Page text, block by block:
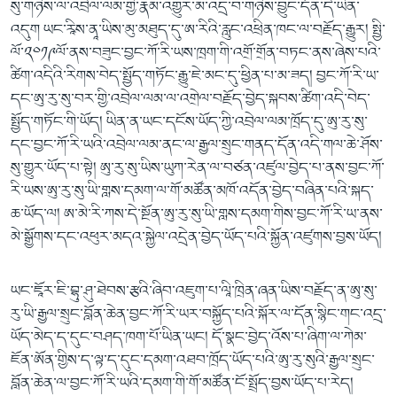
སུ་གཉིས་ལ་འབྲེལ་ལམ་གྱི་རྣམ་འགྱུར་མ་འདྲ་བ་གཉིས་བྱུང་དོན་དེ་ཡིན་
འདུག ཡང་རཱིས་ནཱ་ཡིས་མུ་མཐུད་དུ་ཨ་རིའི་རླུང་འཕྲིན་ཁང་ལ་བརྗོད་རྒྱུར། སྤྱི་
ལོ་༢༠༡༩ལོ་ནས་བཟུང་བྱང་ཀོ་རི་ཡས་ཁྲག་གི་འགྲོ་གྲོན་བཏང་ནས་ཞེས་པའི་
ཚིག་འདིའི་རིགས་བེད་སྤྱོད་གཏོང་རྒྱུ་ཇེ་མང་དུ་ཕྱིན་པ་མ་ཟད། བྱང་ཀོ་རི་ཡ་
དང་ཨུ་རུ་སུ་བར་གྱི་འབྲེལ་ལམ་ལ་འགྲེལ་བརྗོད་བྱེད་སྐབས་ཚིག་འདི་བེད་
སྤྱོད་གཏོང་གི་ཡོད། ཡིན་ན་ཡང་དངོས་ཡོད་ཀྱི་འབྲེལ་ལམ་ཁྲོད་དུ་ཨུ་རུ་སུ་
དང་བྱང་ཀོ་རི་ཡའི་འབྲེལ་ལམ་ནང་ལ་རྒྱལ་སྲུང་གནད་དོན་འདི་གལ་ཆེ་ཤོས་
སུ་གྱུར་ཡོད་པ་སྟེ། ཨུ་རུ་སུ་ཡིས་ཡུཀ་རེན་ལ་བཙན་འཛུལ་བྱེད་པ་ནས་བྱང་ཀོ་
རི་ཡས་ཨུ་རུ་སུ་ཡི་གླས་དམག་ལ་གོ་མཚོན་མཁོ་འདོན་བྱེད་བཞིན་པའི་སྐད་
ཆ་ཡོད་ལ། ཨ་མེ་རི་ཀས་དེ་སྔོན་ཨུ་རུ་སུ་ཡི་གླས་དམག་གིས་བྱང་ཀོ་རི་ཡ་ནས་
མེ་སྒྱོགས་དང་འཕུར་མདའ་སྐྱེལ་འདྲེན་བྱེད་ཡོད་པའི་སྐྱོན་འཛུགས་བྱས་ཡོད།
ཡང་ཇཱོར་ཇི་བྷུ་ཤུ་ཐེབས་རྩའི་ཞིབ་འཇུག་པ་ལཱི་ཁྲིན་ཞན་ཡིས་བརྗོད་ན་ཨུ་སུ་
རུ་ཡི་རྒྱལ་སྲུང་བློན་ཆེན་བྱང་ཀོ་རི་ཡར་བསྐྱོད་པའི་སྐོར་ལ་དོན་སྙིང་གང་འདྲ་
ཡོད་མེད་ད་དུང་བཤད་ཁག་པོ་ཡིན་ཡང། དོ་སྣང་བྱེད་འོས་པ་ཞིག་ལ་ཀེམ་
ཇོན་ཨོན་གྱིས་ད་ལྟ་ད་དུང་དམག་འཐབ་ཁྲོད་ཡོད་པའི་ཨུ་རུ་སུའི་རྒྱལ་སྲུང་
བློན་ཆེན་ལ་བྱང་ཀོ་རི་ཡའི་དམག་གི་གོ་མཚོན་ངོ་སྤྲོད་བྱས་ཡོད་པ་རེད།